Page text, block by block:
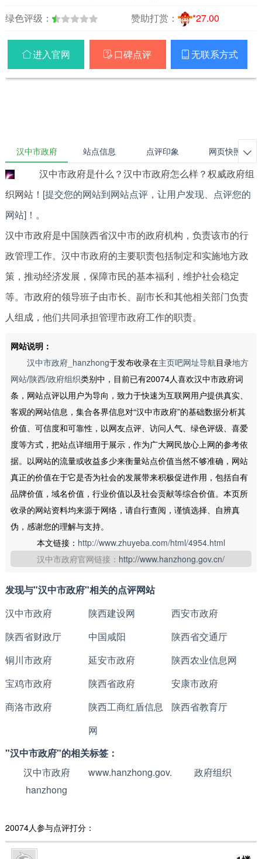
绿色评级：
赞助打赏： *27.00
进入官网  口碑点评  无联系方式
汉中市政府 站点信息 点评印象 网页快照 
汉中市政府是什么？汉中市政府怎么样？权威政府组
织网站！ [提交您的网站到网站点评，让用户发现、点评您的
网站]！ 。
汉中市政府是中国陕西省汉中市的政府机构，负责该市的行
政管理工作。汉中市政府的主要职责包括制定和实施地方政
策，推动经济发展，保障市民的基本福利，维护社会稳定
等。市政府的领导班子由市长、副市长和其他相关部门负责
人组成，他们共同承担管理市政府工作的职责。
网站说明：
汉中市政府_hanzhong于发布收录在主页吧网址导航目录地方
网站/陕西/政府组织类别中，目前已有20074人喜欢汉中市政府词
条，网站点评以用户为导向，致力于快速为互联网用户提供真实、
客观的网站信息，集合各界信息对“汉中市政府”的基础数据分析其
价值、可信度和可靠性，以网友点评、访问人气、绿色评级、喜爱
度等方式，把站点详细用于展示，作为广大网民放心上网的参考依
据。以网站的流量或收益多少来衡量站点价值当然不够准确，网站
真正的价值在于它是否为社会的发展带来积极促进作用，包括自有
品牌价值，域名价值，行业价值以及社会贡献等综合价值。本页所
收录的网站资料均来源于网络，请自行查阅，谨慎选择、自辨真
伪，感谢您的理解与支持。
本文链接： http://www.zhuyeba.com/html/4954.html
汉中市政府官网链接： http://www.hanzhong.gov.cn/
发现与"汉中市政府"相关的点评网站
汉中市政府
陕西建设网
西安市政府
陕西省财政厅
中国咸阳
陕西省交通厅
铜川市政府
延安市政府
陕西农业信息网
宝鸡市政府
陕西省政府
安康市政府
商洛市政府
陕西工商红盾信息
网
陕西省教育厅
"汉中市政府"的相关标签：
汉中市政府
www.hanzhong.gov.cn
政府组织
hanzhong
20074人参与点评打分：